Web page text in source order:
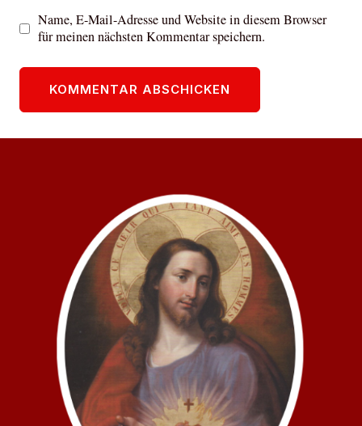
Name, E-Mail-Adresse und Website in diesem Browser
für meinen nächsten Kommentar speichern.